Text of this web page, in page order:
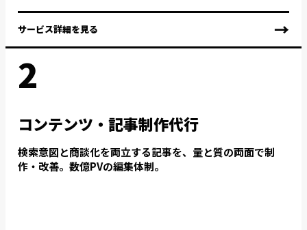
サービス詳細を見る →
2
コンテンツ・記事制作代行
検索意図と商談化を両立する記事を、量と質の両面で制
作・改善。数億PVの編集体制。